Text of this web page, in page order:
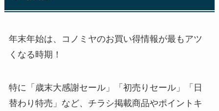
年末年始は、コノミヤのお買い得情報が最もアツ
くなる時期！
特に「歳末大感謝セール」「初売りセール」「日
替わり特売」など、チラシ掲載商品やポイントキ